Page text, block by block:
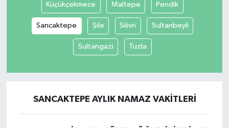
Küçükçekmece Maltepe Pendik
Sancaktepe Şile Silivri Sultanbeyli
Sultangazi Tuzla
SANCAKTEPE AYLIK NAMAZ VAKITLERI
VEFATLAR
Yerel